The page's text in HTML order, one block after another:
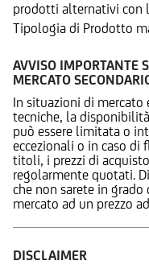
prodotti alternativi con
Tipologia di Prodotto
AVVISO IMPORTANTE
MERCATO
In situazioni di mercato
tecniche, la
può essere limitata o
eccezionali o in caso di
titoli, i prezzi di
regolarmente quotati.
che non sarete in
mercato ad un prezzo
DISCLAIMER